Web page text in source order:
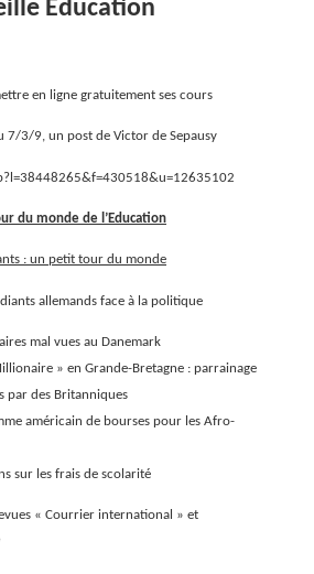
Education
en ligne gratuitement ses cours
7/3/9, un post de Victor de Sepausy
du monde de l’Education
: un petit tour du monde
allemands face à la politique
mal vues au Danemark
» en Grande-Bretagne : parrainage
par des Britanniques
américain de bourses pour les Afro-
sur les frais de scolarité
« Courrier international » et